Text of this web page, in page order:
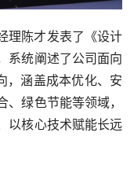
理陈才发表了《设计
系统阐述了公司面向
，涵盖成本优化、安
绿色节能等领域，
以核心技术赋能长远